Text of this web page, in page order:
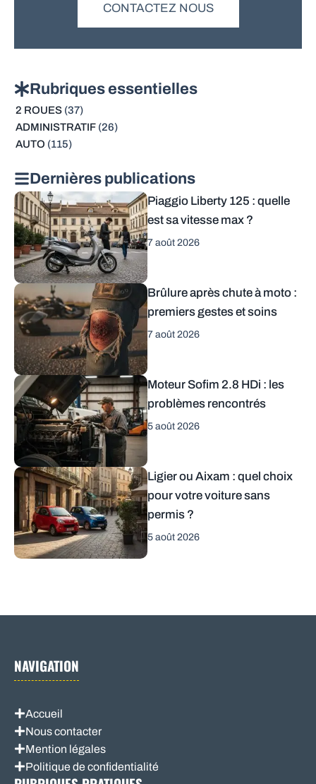
CONTACTEZ NOUS
Rubriques essentielles
2 ROUES(37)
ADMINISTRATIF(26)
AUTO (115)
Dernières publications
Piaggio Liberty 125 : quelle
est sa vitesse max ?
7 août 2026
Brûlure après chute à moto :
premiers gestes et soins
7 août 2026
Moteur Sofim 2.8 HDi : les
problèmes rencontrés
5 août 2026
Ligier ou Aixam : quel choix
pour votre voiture sans
permis ?
5 août 2026
NAVIGATION
Accueil
Nous contacter
Mention légales
Politique de confidentialité